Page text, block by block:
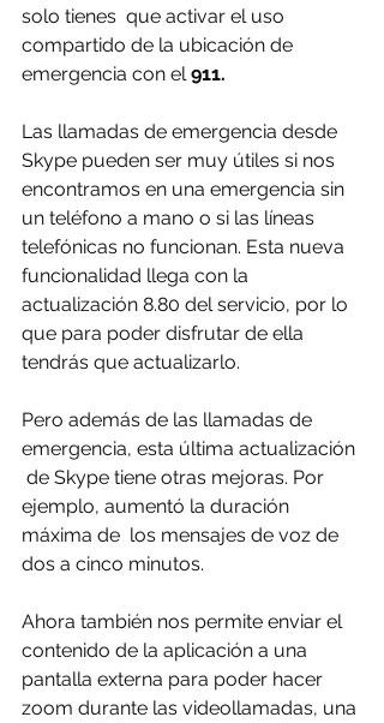
solo tienes  que activar el uso
compartido de la ubicación de
emergencia con el 911.
Las llamadas de emergencia desde
Skype pueden ser muy útiles si nos
encontramos en una emergencia sin
un teléfono a mano o si las líneas
telefónicas no funcionan. Esta nueva
funcionalidad llega con la
actualización 8.80 del servicio, por lo
que para poder disfrutar de ella
tendrás que actualizarlo.
Pero además de las llamadas de
emergencia, esta última actualización
de Skype tiene otras mejoras. Por
ejemplo, aumentó la duración
máxima de  los mensajes de voz de
dos a cinco minutos.
Ahora también nos permite enviar el
contenido de la aplicación a una
pantalla externa para poder hacer
zoom durante las videollamadas, una